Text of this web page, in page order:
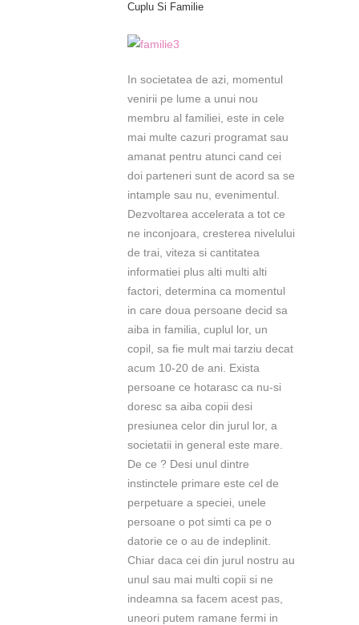
Cuplu Si Familie
In societatea de azi, momentul
venirii pe lume a unui nou
membru al familiei, este in cele
mai multe cazuri programat sau
amanat pentru atunci cand cei
doi parteneri sunt de acord sa se
intample sau nu, evenimentul.
Dezvoltarea accelerata a tot ce
ne inconjoara, cresterea nivelului
de trai, viteza si cantitatea
informatiei plus alti multi alti
factori, determina ca momentul
in care doua persoane decid sa
aiba in familia, cuplul lor, un
copil, sa fie mult mai tarziu decat
acum 10-20 de ani. Exista
persoane ce hotarasc ca nu-si
doresc sa aiba copii desi
presiunea celor din jurul lor, a
societatii in general este mare.
De ce ? Desi unul dintre
instinctele primare este cel de
perpetuare a speciei, unele
persoane o pot simti ca pe o
datorie ce o au de indeplinit.
Chiar daca cei din jurul nostru au
unul sau mai multi copii si ne
indeamna sa facem acest pas,
uneori putem ramane fermi in